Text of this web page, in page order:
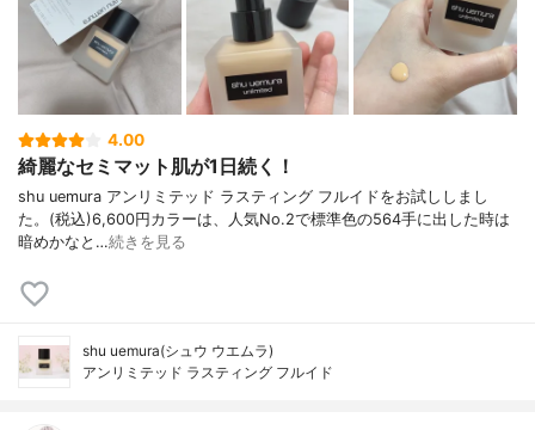
4.00
綺麗なセミマット肌が1日続く！
shu uemura アンリミテッド ラスティング フルイドをお試ししまし
た。(税込)6,600円カラーは、人気No.2で標準色の564手に出した時は
暗めかなと…続きを見る
shu uemura(シュウ ウエムラ)
アンリミテッド ラスティング フルイド